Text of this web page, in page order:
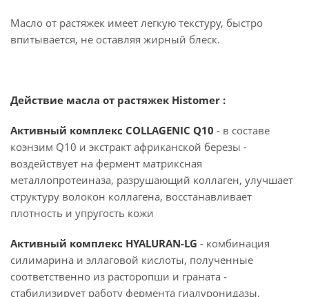
Масло от растяжек имеет легкую текстуру, быстро
впитывается, не оставляя жирный блеск.
Действие масла от растяжек Histomer :
Активный комплекс COLLAGENIC Q10 - в составе
коэнзим Q10 и экстракт африканской березы -
воздействует на фермент матриксная
металлопротеиназа, разрушающий коллаген, улучшает
структуру волокон коллагена, восстанавливает
плотность и упругость кожи
Активный комплекс HYALURAN-LG - комбинация
силимарина и эллаговой кислоты, полученные
соответственно из расторопши и граната -
стабилизирует работу фермента гиалуронидазы,